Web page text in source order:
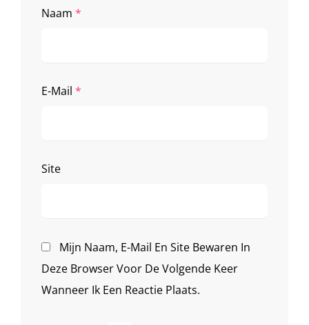
Naam *
E-Mail *
Site
Mijn Naam, E-Mail En Site Bewaren In
Deze Browser Voor De Volgende Keer
Wanneer Ik Een Reactie Plaats.